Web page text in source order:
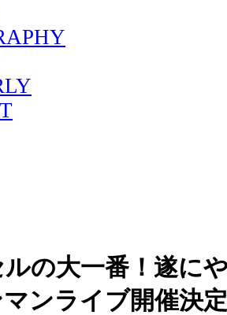
ルの大一番！遂に
ンライブ開催決